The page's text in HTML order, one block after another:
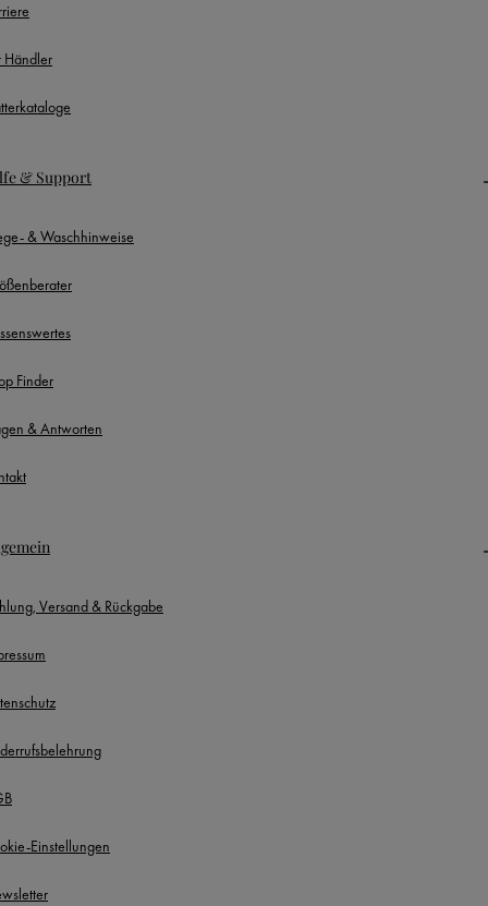
Händler
& Support
& Waschhinweise
Finder
& Antworten
Versand & Rückgabe
Einstellungen